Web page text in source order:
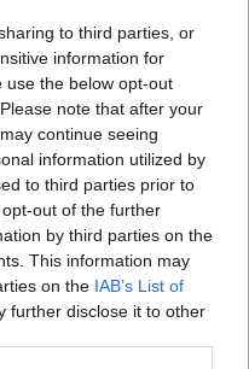
to third parties, or
information for
use the below opt-out
note that after your
continue seeing
information utilized by
to third parties prior to
out of the further
by third parties on the
This information may
on the IAB’s List of
further disclose it to other
területén is
miniszterelnök
i francia nemzeti
francia elnök és Magyar
találkozójának egyik
a két ország új
készít elő. A
tett közzé bejegyzést,
jelezte, a részleteket